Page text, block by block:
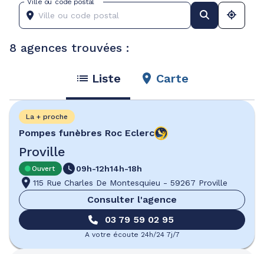
8 agences trouvées :
Liste Carte
Pompes funèbres Roc Eclerc
Proville
La + proche
Ouvert 09h-12h14h-18h
115 Rue Charles De Montesquieu - 59267 Proville
Consulter l'agence
03 79 59 02 95
A votre écoute 24h/24 7j/7